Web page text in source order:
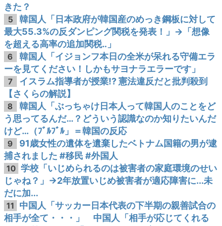
きた？
5
韓国人「日本政府が韓国産のめっき鋼板に対して
最大55.3%の反ダンピング関税を発表！」→「想像
を超える高率の追加関税‥」
6
韓国人「イジョンフ本日の全米が呆れる守備エラ
ーを見てください！しかもサヨナラエラーです」
7
イスラム指導者が授業!? 憲法違反だと批判殺到
【さくらの解説】
8
韓国人「ぶっちゃけ日本人って韓国人のことをど
う思ってるんだ…？どういう認識なのか知りたいんだ
けど…（ﾌﾞﾙﾌﾞﾙ」＝韓国の反応
9
91歳女性の遺体を遺棄したベトナム国籍の男が逮
捕されました #移民 #外国人
10 学校「いじめられるのは被害者の家庭環境のせい
じゃね？」→2年放置いじめ被害者が適応障害に...未
だに加...
11
中国人「サッカー日本代表の下半期の親善試合の
相手が全て・・・」 中国人「相手が応じてくれる